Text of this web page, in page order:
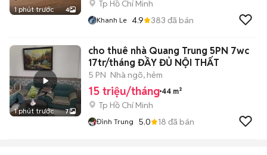
1 phút trước 4
Tp Hồ Chí Minh
Khanh Le 4.9 383 đã bán
1 phút trước 7
cho thuê nhà Quang Trung 5PN 7wc
17tr/tháng ĐẦY ĐỦ NỘI THẤT
5 PN Nhà ngõ, hẻm
15 triệu/tháng 44 m²
Tp Hồ Chí Minh
Đình Trung 5.0 18 đã bán